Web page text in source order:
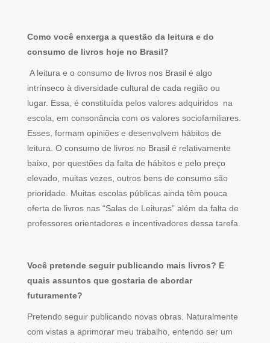
Como você enxerga a questão da leitura e do
consumo de livros hoje no Brasil?
A leitura e o consumo de livros nos Brasil é algo
intrínseco à diversidade cultural de cada região ou
lugar. Essa, é constituída pelos valores adquiridos na
escola, em consonância com os valores sociofamiliares.
Esses, formam opiniões e desenvolvem hábitos de
leitura. O consumo de livros no Brasil é relativamente
baixo, por questões da falta de hábitos e pelo preço
elevado, muitas vezes, outros bens de consumo são
prioridade. Muitas escolas públicas ainda têm pouca
oferta de livros nas “Salas de Leituras” além da falta de
professores orientadores e incentivadores dessa tarefa.
Você pretende seguir publicando mais livros? E
quais assuntos que gostaria de abordar
futuramente?
Pretendo seguir publicando novas obras. Naturalmente
com vistas a aprimorar meu trabalho, entendo ser um